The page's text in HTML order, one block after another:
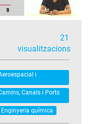
21
visualitzacions
i
Canals i Ports
Enginyeria química